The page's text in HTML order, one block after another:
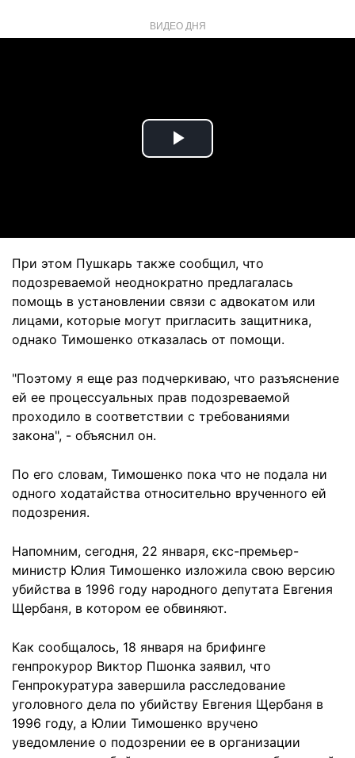
ВИДЕО ДНЯ
Play
При этом Пушкарь также сообщил, что
подозреваемой неоднократно предлагалась
помощь в установлении связи с адвокатом или
лицами, которые могут пригласить защитника,
однако Тимошенко отказалась от помощи.
"Поэтому я еще раз подчеркиваю, что разъяснение
ей ее процессуальных прав подозреваемой
проходило в соответствии с требованиями
закона", - объяснил он.
По его словам, Тимошенко пока что не подала ни
одного ходатайства относительно врученного ей
подозрения.
Напомним, сегодня, 22 января, єкс-премьер-
министр Юлия Тимошенко изложила свою версию
убийства в 1996 году народного депутата Евгения
Щербаня, в котором ее обвиняют.
Как сообщалось, 18 января на брифинге
генпрокурор Виктор Пшонка заявил, что
Генпрокуратура завершила расследование
уголовного дела по убийству Евгения Щербаня в
1996 году, а Юлии Тимошенко вручено
уведомление о подозрении ее в организации